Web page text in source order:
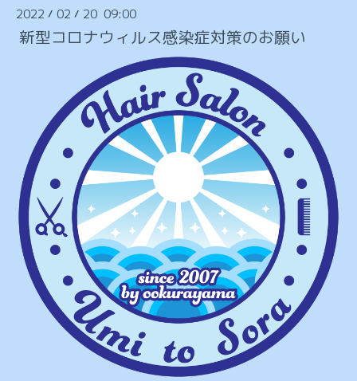
2022 / 02 / 20 09:00
新型コロナウィルス感染症対策のお願い